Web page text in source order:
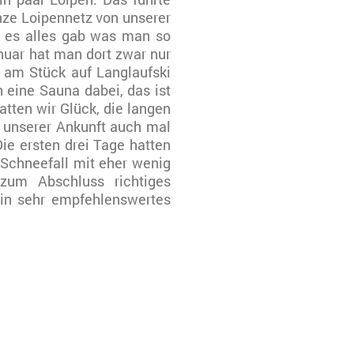
Loipennetz von unserer
alles gab was man so
hat man dort zwar nur
Stück auf Langlaufski
Sauna dabei, das ist
wir Glück, die langen
Ankunft auch mal
ersten drei Tage hatten
mit eher wenig
Abschluss richtiges
sehr empfehlenswertes